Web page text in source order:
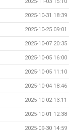
2025-10-31 18:39
2025-10-25 09:01
2025-10-07 20:35
2025-10-05 16:00
2025-10-05 11:10
2025-10-04 18:46
2025-10-02 13:11
2025-10-01 12:38
2025-09-30 14:59